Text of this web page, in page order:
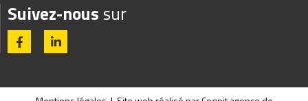
Suivez-nous sur